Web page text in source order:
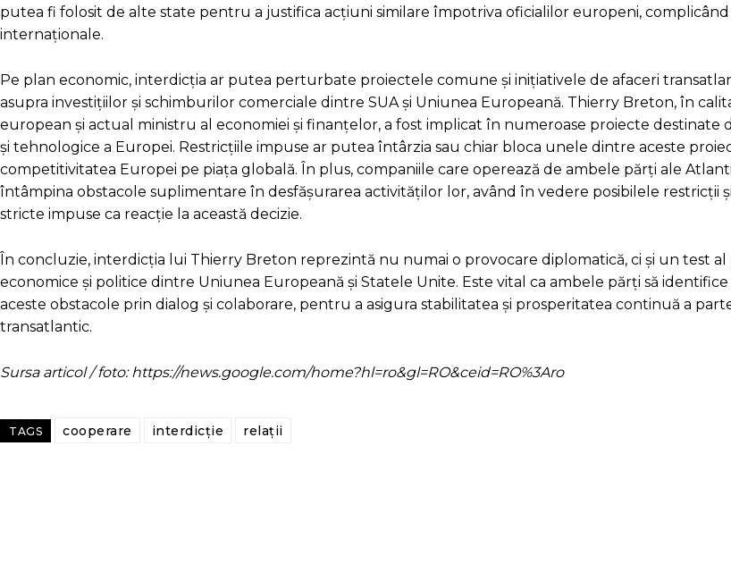
putea fi folosit de alte state pentru a justifica acțiuni similare împotriva oficialilor europeni,
internaționale.
Pe plan economic, interdicția ar putea perturbate proiectele comune și inițiativele de afaceri
asupra investițiilor și schimburilor comerciale dintre SUA și Uniunea Europeană. Thierry Breton, în
european și actual ministru al economiei și finanțelor, a fost implicat în numeroase proiecte destinate
și tehnologice a Europei. Restricțiile impuse ar putea întârzia sau chiar bloca unele dintre aceste
competitivitatea Europei pe piața globală. În plus, companiile care operează de ambele părți ale
întâmpina obstacole suplimentare în desfășurarea activităților lor, având în vedere posibilele restricții
stricte impuse ca reacție la această decizie.
În concluzie, interdicția lui Thierry Breton reprezintă nu numai o provocare diplomatică, ci și un test
economice și politice dintre Uniunea Europeană și Statele Unite. Este vital ca ambele părți să
aceste obstacole prin dialog și colaborare, pentru a asigura stabilitatea și prosperitatea continuă a
transatlantic.
Sursa articol / foto: https://news.google.com/home?hl=ro&gl=RO&ceid=RO%3Aro
TAGS cooperare interdicție relații